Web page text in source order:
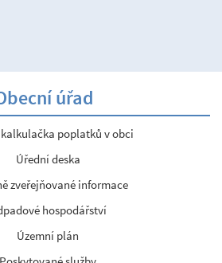
úřad
poplatků v obci
Úřední deska
zveřejňované informace
hospodářství
Územní plán